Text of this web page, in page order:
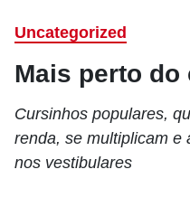
Uncategorized
Mais perto do
Cursinhos populares,
renda, se multiplicam e
nos vestibulares